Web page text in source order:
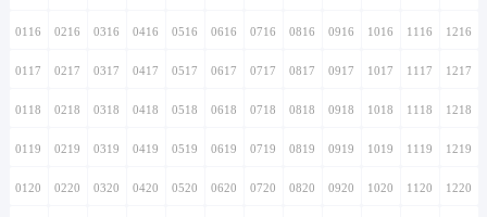
0116 0216 0316 0416 0516 0616 0716 0816 0916 1016 1116 1216
0117 0217 0317 0417 0517 0617 0717 0817 0917 1017 1117 1217
0118 0218 0318 0418 0518 0618 0718 0818 0918 1018 1118 1218
0119 0219 0319 0419 0519 0619 0719 0819 0919 1019 1119 1219
0120 0220 0320 0420 0520 0620 0720 0820 0920 1020 1120 1220